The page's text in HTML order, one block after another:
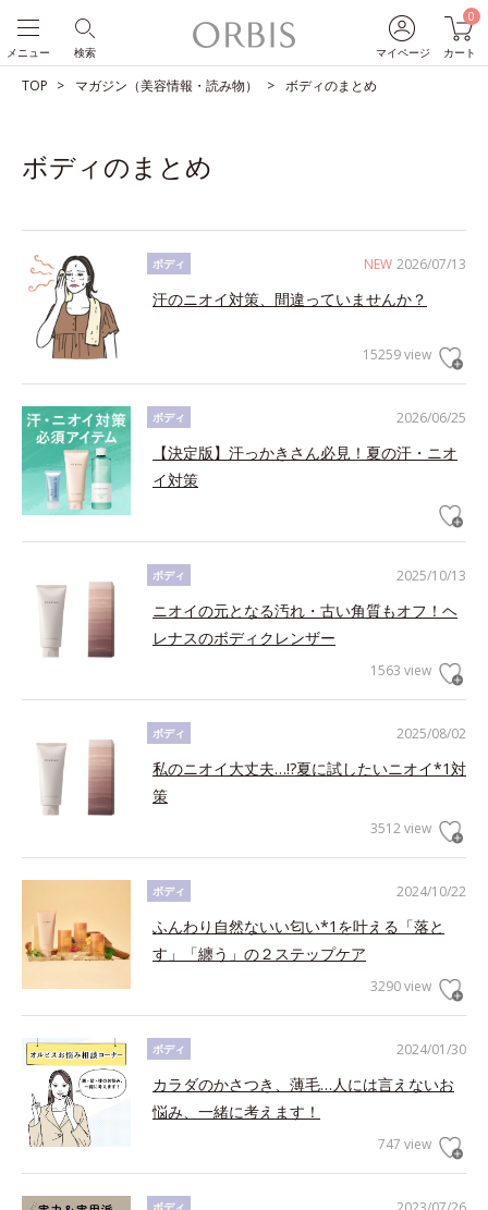
マイページ
0
カート
検索
メニュー
TOP マガジン（美容情報・読み物） ボディのまとめ
ボディのまとめ
NEW 2026/07/13
ボディ
汗のニオイ対策、間違っていませんか？
15259 view
2026/06/25
ボディ
【決定版】汗っかきさん必見！夏の汗・ニオ
イ対策
2025/10/13
ボディ
ニオイの元となる汚れ・古い角質もオフ！ヘ
レナスのボディクレンザー
1563 view
2025/08/02
ボディ
私のニオイ大丈夫…!?夏に試したいニオイ*1対
策
3512 view
2024/10/22
ボディ
ふんわり自然ないい匂い*1を叶える「落と
す」「纏う」の２ステップケア
3290 view
2024/01/30
ボディ
カラダのかさつき、薄毛…人には言えないお
悩み、一緒に考えます！
747 view
ボディ